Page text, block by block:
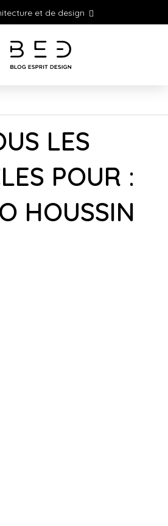
et de design
LES
POUR :
HOUSSIN